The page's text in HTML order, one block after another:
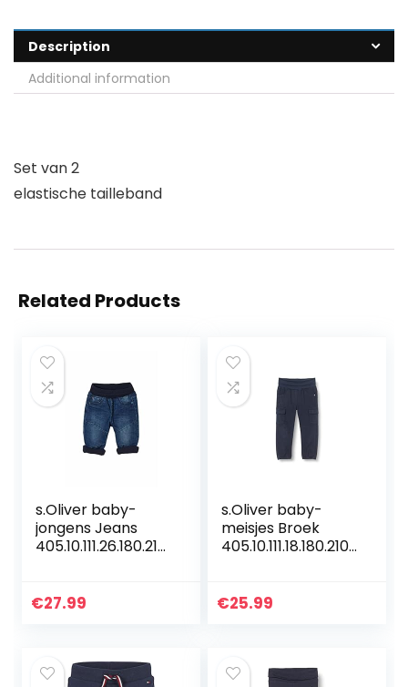
Description
Additional information
Set van 2
elastische tailleband
Related Products
s.Oliver baby-
jongens Jeans
405.10.111.26.180.210
€27.99
s.Oliver baby-
meisjes Broek
405.10.111.18.180.2107
€25.99